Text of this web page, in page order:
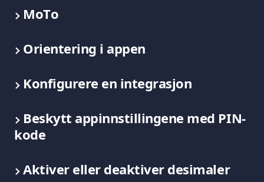
MoΤo
Orientering i appen
Konfigurere en integrasjon
Beskytt appinnstillingene med PIN-
kode
Aktiver eller deaktiver desimaler